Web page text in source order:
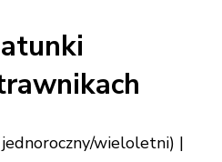
wieloletni) |